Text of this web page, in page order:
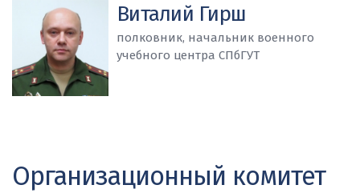
Виталий Гирш
полковник, начальник военного
учебного центра СПбГУТ
Организационный комитет